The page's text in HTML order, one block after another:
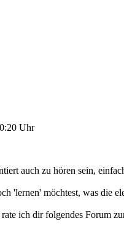
Uhr
auch zu hören sein,
'lernen' möchtest, was die
ich dir folgendes Forum